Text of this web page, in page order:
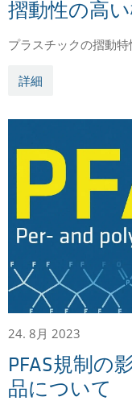
摺動性の高
プラスチックの摺動特
詳細
24. 8月 2023
PFAS規制の
品について